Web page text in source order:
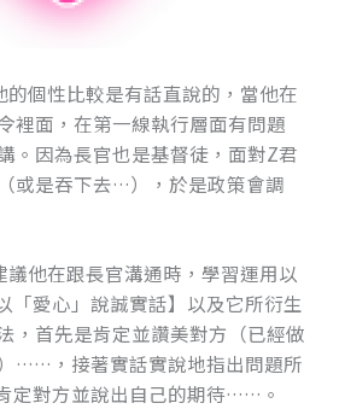
個性比較是有話直說的，當他在
裡面，在第一線執行層面有問題
。因為長官也是基督徒，面對Z君
或是吞下去…），於是政策會調
他在跟長官溝通時，學習運用以
「愛心」說誠實話】以及它所衍生
，首先是肯定並讚美對方（已經做
……，接著實話實說地指出問題所
對方並說出自己的期待……。